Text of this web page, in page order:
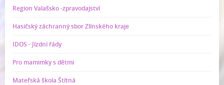
Region Valašsko -zpravodajství
Hasičský záchranný sbor Zlínského kraje
IDOS - Jízdní řády
Pro mamimky s dětmi
Mateřská škola Štítná